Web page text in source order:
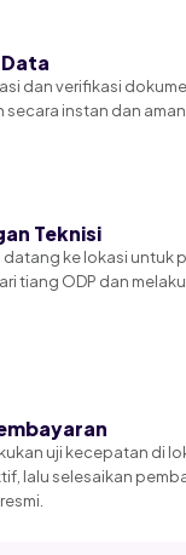
dan verifikasi
instan dan
Teknisi
datang ke lokasi untuk
tiang ODP dan
uji kecepatan di
lalu selesaikan